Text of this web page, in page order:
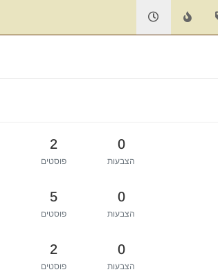
0
הצבעות
2
פוסטים
0
הצבעות
5
פוסטים
0
הצבעות
2
פוסטים